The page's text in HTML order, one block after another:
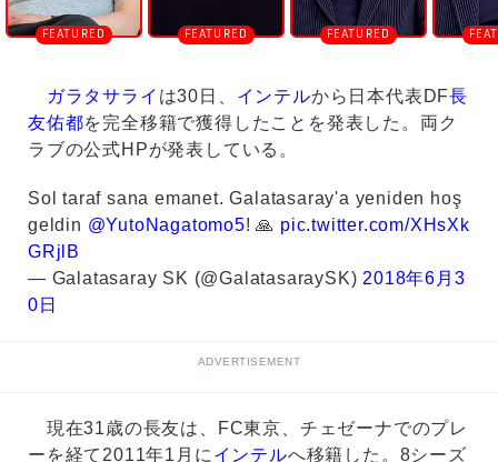
ガラタサライ は30日、 インテルから日本代表DF長
友佑都を完全移籍で獲得したことを発表した。両ク
ラブの公式HPが発表している。
Sol taraf sana emanet. Galatasaray'a yeniden hoş
geldin @YutoNagatomo5! 🙏 pic.twitter.com/XHsXk
GRjlB
— Galatasaray SK (@GalatasaraySK)2018年6月3
0日
ADVERTISEMENT
現在31歳の長友は、FC東京、チェゼーナでのプレ
ーを経て2011年1月にインテルへ移籍した。8シーズ